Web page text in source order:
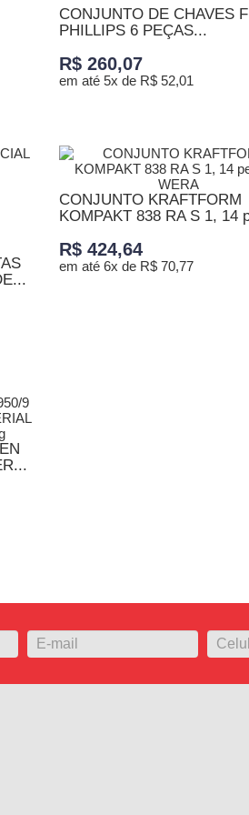
CONJUNTO DE CHAVES
PHILLIPS 6 PEÇAS...
R$ 260,07
em até 5x de R$ 52,01
CONJUNTO KRAFTFORM
KOMPAKT 838 RA S 1, 14
R$ 424,64
em até 6x de R$ 70,77